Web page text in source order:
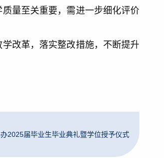
量至关重要，需进一步细化评价
改革，落实整改措施，不断提升
2025届毕业生毕业典礼暨学位授予仪式